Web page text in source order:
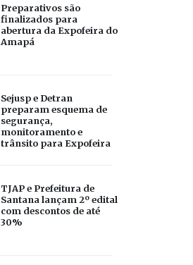
Preparativos são
finalizados para
abertura da Expofeira do
Amapá
Sejusp e Detran
preparam esquema de
segurança,
monitoramento e
trânsito para Expofeira
TJAP e Prefeitura de
Santana lançam 2º edital
com descontos de até
30%